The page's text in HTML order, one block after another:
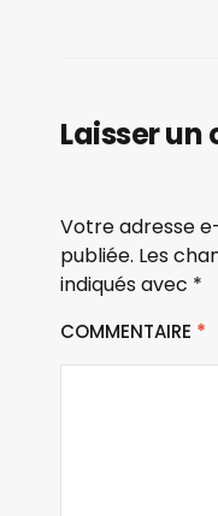
Laisser
Votre adresse
publiée. Les
indiqués avec *
COMMENTAIRE *